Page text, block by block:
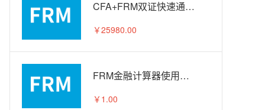
CFA+FRM双证快速通关APS智播课A计划
￥25980.00
FRM金融计算器使用教程
￥1.00